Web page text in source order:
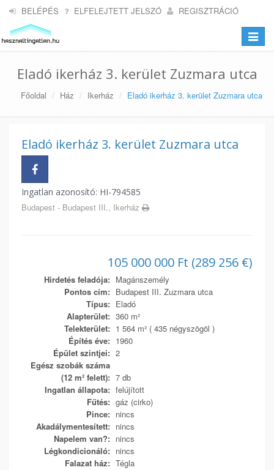
BELÉPÉS ELFELEJTETT JELSZÓ REGISZTRÁCIÓ
Toggle
Eladó ikerház 3. kerület Zuzmara utca
Főoldal Ház Ikerház Eladó ikerház 3. kerület Zuzmara utca
Eladó ikerház 3. kerület Zuzmara utca
Ingatlan azonosító: HI-794585
Budapest - Budapest III., Ikerház
105 000 000 Ft (289 256 €)
Hirdetés feladója: Magánszemély
Pontos cím: Budapest III. Zuzmara utca
Típus: Eladó
Alapterület: 360 m²
Telekterület: 1 564 m² ( 435 négyszögöl )
Építés éve: 1960
Épület szintjei: 2
Egész szobák száma
(12 m² felett): 7 db
Ingatlan állapota: felújított
Fűtés: gáz (cirko)
Pince: nincs
Akadálymentesített: nincs
Napelem van?: nincs
Légkondicionáló: nincs
Falazat ház: Tégla